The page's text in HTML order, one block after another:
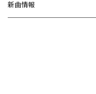
新曲情報